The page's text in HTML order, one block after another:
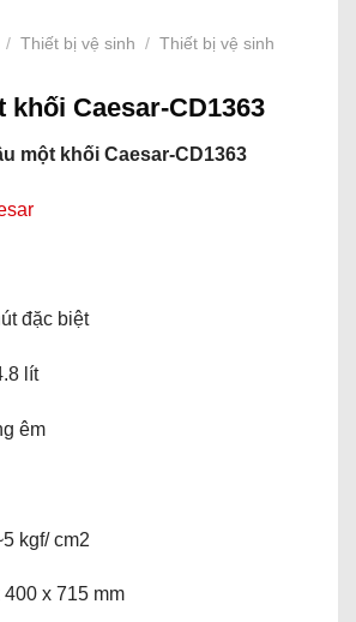
/ Thiết bị vệ sinh / Thiết bị vệ sinh
khối Caesar-CD1363
một khối Caesar-CD1363
đặc biệt
lít
êm
kgf/ cm2
x 715 mm